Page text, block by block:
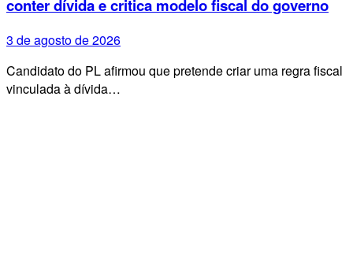
conter dívida e critica modelo fiscal do governo
3 de agosto de 2026
Candidato do PL afirmou que pretende criar uma regra fiscal
vinculada à dívida…